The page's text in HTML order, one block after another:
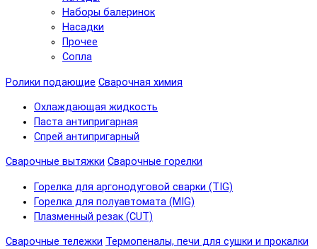
Наборы балеринок
Насадки
Прочее
Сопла
Ролики подающие Сварочная химия
Охлаждающая жидкость
Паста антипригарная
Спрей антипригарный
Сварочные вытяжки Сварочные горелки
Горелка для аргонодуговой сварки (TIG)
Горелка для полуавтомата (MIG)
Плазменный резак (CUT)
Сварочные тележки Термопеналы, печи для сушки и прокалки